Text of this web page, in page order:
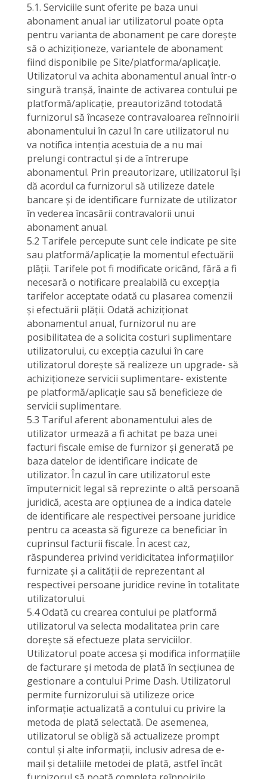
5.1. Serviciile sunt oferite pe baza unui
abonament anual iar utilizatorul poate opta
pentru varianta de abonament pe care dorește
să o achiziționeze, variantele de abonament
fiind disponibile pe Site/platforma/aplicație.
Utilizatorul va achita abonamentul anual într-o
singură tranșă, înainte de activarea contului pe
platformă/aplicație, preautorizând totodată
furnizorul să încaseze contravaloarea reînnoirii
abonamentului în cazul în care utilizatorul nu
va notifica intenția acestuia de a nu mai
prelungi contractul și de a întrerupe
abonamentul. Prin preautorizare, utilizatorul își
dă acordul ca furnizorul să utilizeze datele
bancare și de identificare furnizate de utilizator
în vederea încasării contravalorii unui
abonament anual.
5.2 Tarifele percepute sunt cele indicate pe site
sau platformă/aplicație la momentul efectuării
plății. Tarifele pot fi modificate oricând, fără a fi
necesară o notificare prealabilă cu excepția
tarifelor acceptate odată cu plasarea comenzii
și efectuării plății. Odată achiziționat
abonamentul anual, furnizorul nu are
posibilitatea de a solicita costuri suplimentare
utilizatorului, cu excepția cazului în care
utilizatorul dorește să realizeze un upgrade- să
achiziționeze servicii suplimentare- existente
pe platformă/aplicație sau să beneficieze de
servicii suplimentare.
5.3 Tariful aferent abonamentului ales de
utilizator urmează a fi achitat pe baza unei
facturi fiscale emise de furnizor și generată pe
baza datelor de identificare indicate de
utilizator. În cazul în care utilizatorul este
împuternicit legal să reprezinte o altă persoană
juridică, acesta are opțiunea de a indica datele
de identificare ale respectivei persoane juridice
pentru ca aceasta să figureze ca beneficiar în
cuprinsul facturii fiscale. În acest caz,
răspunderea privind veridicitatea informațiilor
furnizate și a calității de reprezentant al
respectivei persoane juridice revine în totalitate
utilizatorului.
5.4 Odată cu crearea contului pe platformă
utilizatorul va selecta modalitatea prin care
dorește să efectueze plata serviciilor.
Utilizatorul poate accesa și modifica informațiile
de facturare și metoda de plată în secțiunea de
gestionare a contului Prime Dash. Utilizatorul
permite furnizorului să utilizeze orice
informație actualizată a contului cu privire la
metoda de plată selectată. De asemenea,
utilizatorul se obligă să actualizeze prompt
contul și alte informații, inclusiv adresa de e-
mail și detaliile metodei de plată, astfel încât